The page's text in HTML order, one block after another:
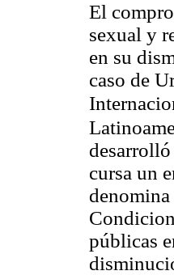
El
sexual y
en su
caso de
cursa un
públicas